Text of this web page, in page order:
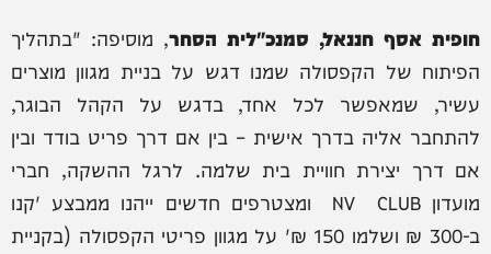
חופית אסף חננאל, סמנכ"לית הסחר, מוסיפה: "בתהליך
הפיתוח של הקפסולה שמנו דגש על בניית מגוון מוצרים
עשיר, שמאפשר לכל אחד, בדגש על הקהל הבוגר,
להתחבר אליה בדרך אישית – בין אם דרך פריט בודד ובין
אם דרך יצירת חוויית בית שלמה. לרגל ההשקה, חברי
מועדון NV CLUB ומצטרפים חדשים ייהנו ממבצע 'קנו
ב-300 ₪ ושלמו 150 ₪' על מגוון פריטי הקפסולה (בקניית